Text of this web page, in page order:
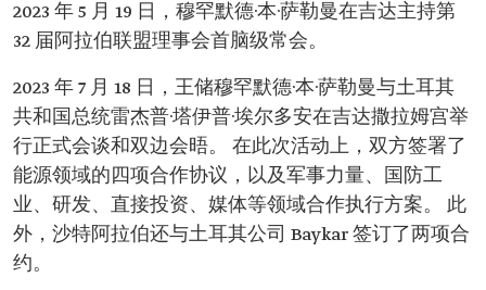
2023 年 5 月 19 日，穆罕默德·本·萨勒曼在吉达主持第
32 届阿拉伯联盟理事会首脑级常会。
2023 年 7 月 18 日，王储穆罕默德·本·萨勒曼与土耳其
共和国总统雷杰普·塔伊普·埃尔多安在吉达撒拉姆宫举
行正式会谈和双边会晤。 在此次活动上，双方签署了
能源领域的四项合作协议，以及军事力量、国防工
业、研发、直接投资、媒体等领域合作执行方案。 此
外，沙特阿拉伯还与土耳其公司 Baykar 签订了两项合
约。